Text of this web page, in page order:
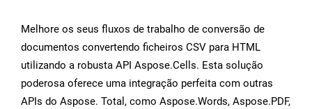
Melhore os seus fluxos de trabalho de conversão de
documentos convertendo ficheiros CSV para HTML
utilizando a robusta API Aspose.Cells. Esta solução
poderosa oferece uma integração perfeita com outras
APIs do Aspose. Total, como Aspose.Words, Aspose.PDF,